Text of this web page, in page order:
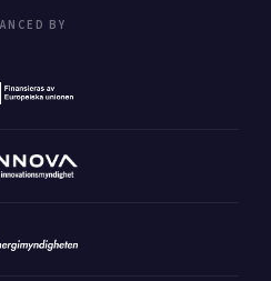
BY